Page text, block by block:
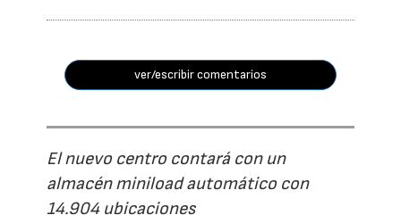
ver/escribir comentarios
El nuevo centro contará con un
almacén miniload automático con
14.904 ubicaciones